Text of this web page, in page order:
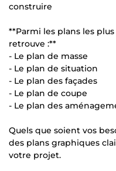
construire
**Parmi les plans les
retrouve :**
- Le plan de masse
- Le plan de situation
- Le plan des façades
- Le plan de coupe
- Le plan des
Quels que soient vos
des plans graphiques
votre projet.